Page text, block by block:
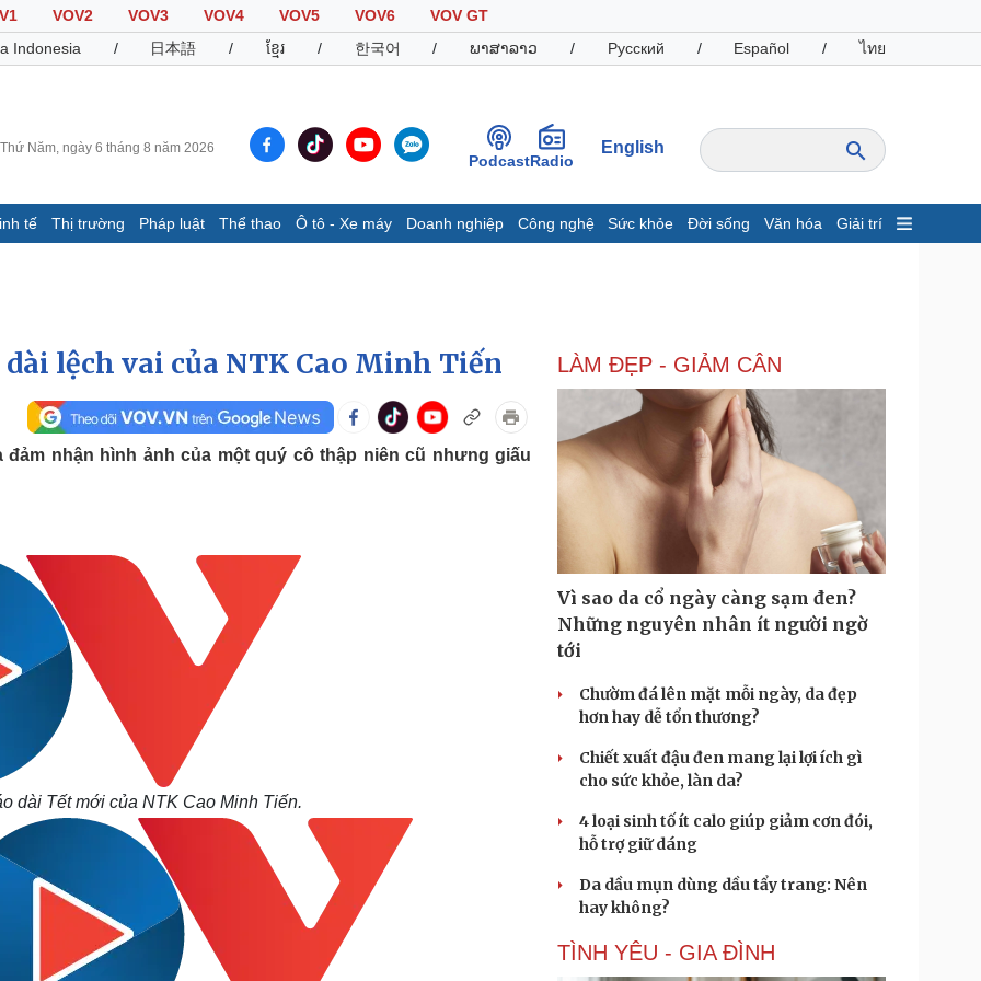
VOV2 VOV3 VOV4 VOV5 VOV6
VOV GT
Indonesia / 日本語 / ខ្មែរ / 한국어 / ພາສາລາວ / Русский / Español / ไทย
Thứ Năm, ngày 6 tháng 8 năm 2026
PodcastRadio
English
tế Thị trường Pháp luật Thể thao Ô tô - Xe máy Doanh nghiệp Công nghệ Sức khỏe Đời sống Văn hóa Giải trí
Infographic
Chứng khoán
Giá cà phê
Thể thao
Ô tô - Xe máy
Doanh nghiệp
Thông tin doanh nghiệp
Doanh nghiệp 24h
Vì cộng đồng
Công nghệ
Sành điệu
Tin Công nghệ
Trải nghiệm
Chuyển đổi số
Văn hóa
Sân khấu - Điện ảnh
Văn học
Âm nhạc
Di sản
Giải trí
Podcast
Câu chuyện thời sự
Cửa sổ tình yêu
Kể chuyện cho bé
Hạt giống tâm hồn
lệch vai của NTK Cao Minh Tiến
đảm nhận hình ảnh của một quý cô thập niên cũ nhưng giấu
dài Tết mới của NTK Cao Minh Tiến.
LÀM ĐẸP - GIẢM CÂN
Vì sao da cổ ngày càng sạm đen?
Những nguyên nhân ít người ngờ
tới
Chườm đá lên mặt mỗi ngày, da đẹp
hơn hay dễ tổn thương?
Chiết xuất đậu đen mang lại lợi ích gì
cho sức khỏe, làn da?
4 loại sinh tố ít calo giúp giảm cơn đói,
hỗ trợ giữ dáng
Da dầu mụn dùng dầu tẩy trang: Nên
hay không?
TÌNH YÊU - GIA ĐÌNH